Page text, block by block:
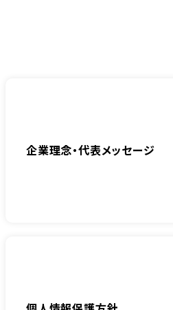
企業理念・代表メッセージ